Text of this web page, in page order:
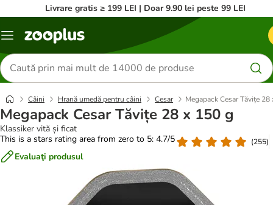
Livrare gratis ≥ 199 LEI | Doar 9.90 lei peste 99 LEI
Categorii
Căutare
produse
Câini Hrană umedă pentru câini Cesar Megapack Cesar Tăvițe 28
Megapack Cesar Tăvițe 28 x 150 g
Klassiker vită și ficat
This is a stars rating area from zero to 5: 4.7/5
(255)
Evaluaţi produsul